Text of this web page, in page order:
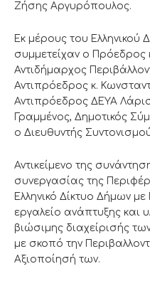
Ζήσης Αργυρόπουλος.
Εκ μέρους του Ελληνικού
συμμετείχαν ο Πρόεδρος
Αντιδήμαρχος
Αντιπρόεδρος κ.
Αντιπρόεδρος ΔΕΥΑ
Γραμμένος, Δημοτικός
ο Διευθυντής
Αντικείμενο της
συνεργασίας της
Ελληνικό Δίκτυο Δήμων
εργαλείο ανάπτυξης και
βιώσιμης διαχείρισής
με σκοπό την
Αξιοποίησή των.